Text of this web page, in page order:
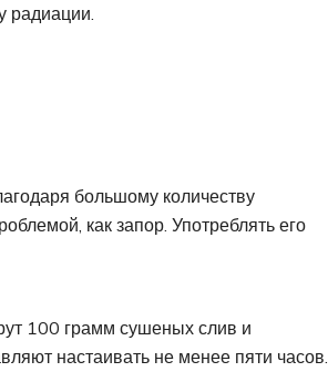
радиации.
большому количеству
как запор. Употреблять его
100 грамм сушеных слив и
настаивать не менее пяти часов.